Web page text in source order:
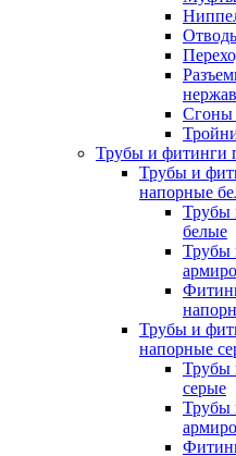
Сгоны
Трубы и фитинги
Трубы и
напорные
Трубы
белые
Трубы
Трубы и
напорные
Трубы
серые
Трубы